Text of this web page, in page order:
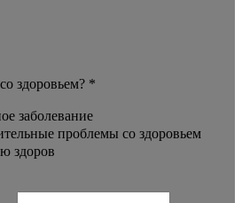
здоровьем? *
заболевание
проблемы со здоровьем
здоров